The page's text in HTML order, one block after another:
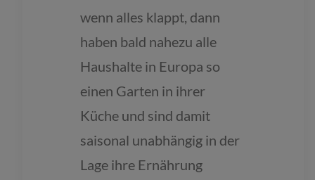
wenn alles klappt, dann
haben bald nahezu alle
Haushalte in Europa so
einen Garten in ihrer
Küche und sind damit
saisonal unabhängig in der
Lage ihre Ernährung